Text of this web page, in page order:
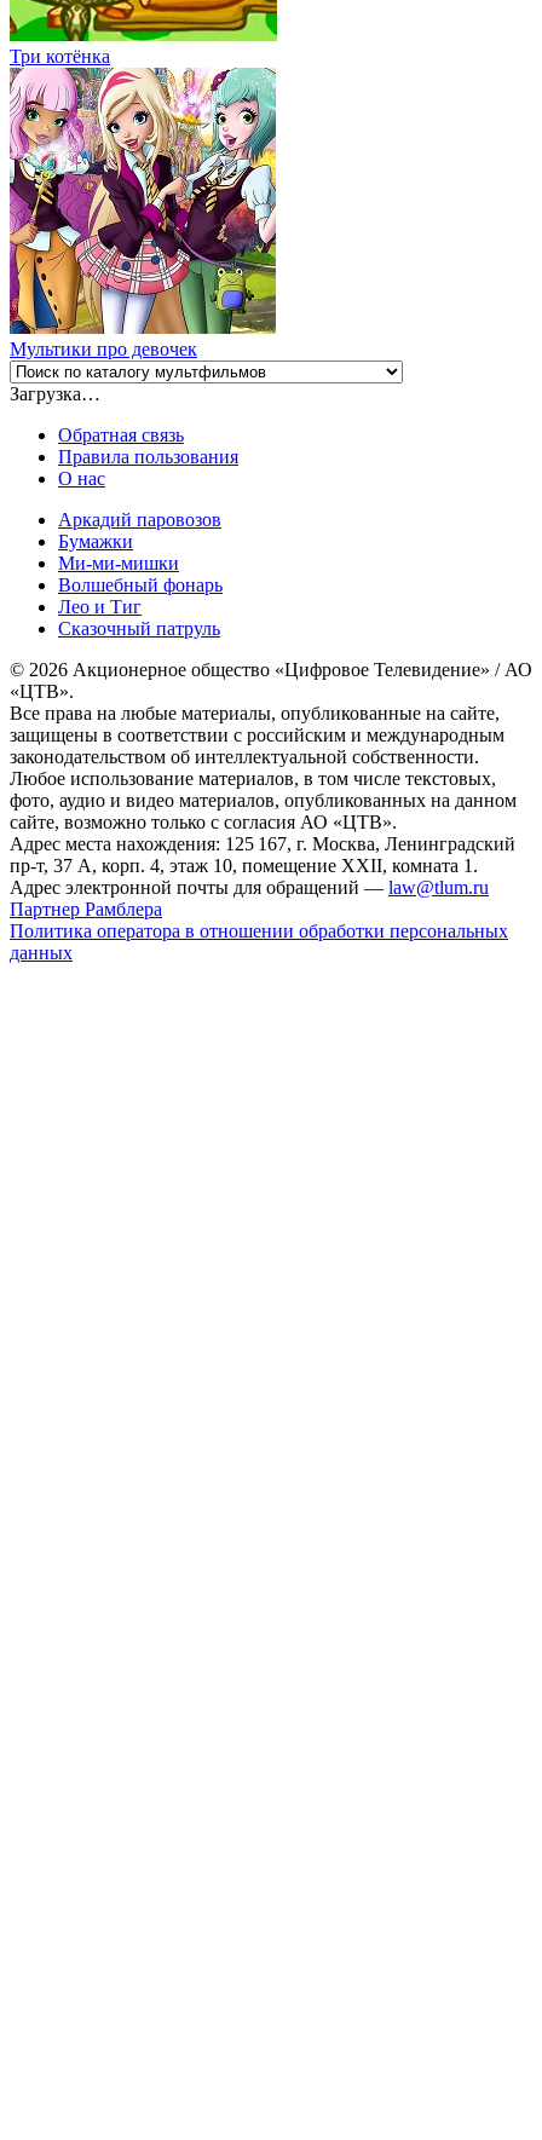
Три котёнка
Мультики про девочек
Загрузка…
Обратная связь
Правила пользования
О нас
Аркадий паровозов
Бумажки
Ми-ми-мишки
Волшебный фонарь
Лео и Тиг
Сказочный патруль
© 2026 Акционерное общество «Цифровое Телевидение» / АО
«ЦТВ».
Все права на любые материалы, опубликованные на сайте,
защищены в соответствии с российским и международным
законодательством об интеллектуальной собственности.
Любое использование материалов, в том числе текстовых,
фото, аудио и видео материалов, опубликованных на данном
сайте, возможно только с согласия АО «ЦТВ».
Адрес места нахождения: 125 167, г. Москва, Ленинградский
пр-т, 37 А, корп. 4, этаж 10, помещение XXII, комната 1.
Адрес электронной почты для обращений — law@tlum.ru
Партнер Рамблера
Политика оператора в отношении обработки персональных
данных